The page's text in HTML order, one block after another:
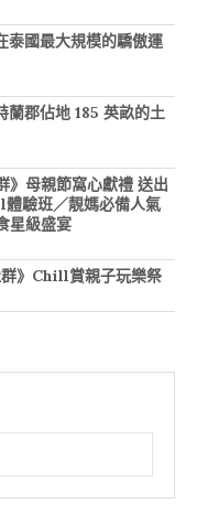
國最大規模的驕傲運
郡佔地 185 英畝的土
母親節窩心獻禮 送出
驗班／靚媽必備人氣
星級盛宴
》Chill賞親子玩樂祭